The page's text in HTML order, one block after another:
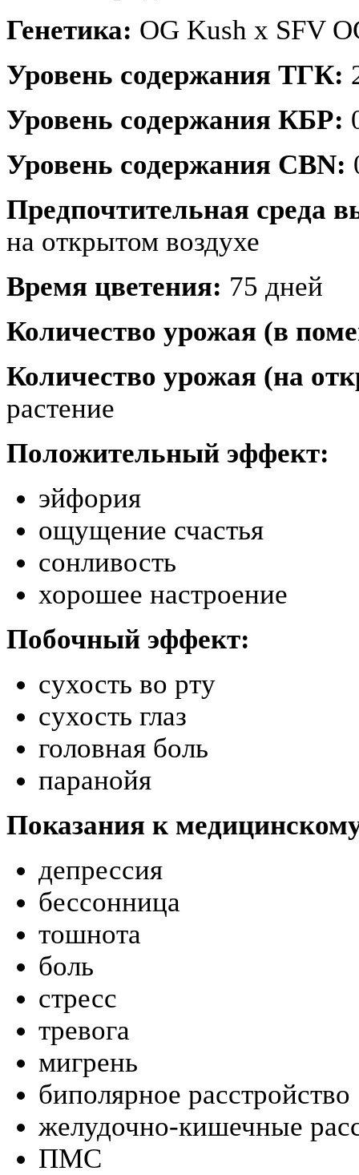
Генетика: OG Kush х SFV
Уровень содержания ТГК:
Уровень содержания КБР:
Уровень содержания CBN:
Предпочтительная среда
на открытом воздухе
Время цветения: 75 дней
Количество урожая (в
Количество урожая (на
растение
Положительный эффект:
эйфория
ощущение счастья
сонливость
хорошее настроение
Побочный эффект:
сухость во рту
сухость глаз
головная боль
паранойя
Показания к
депрессия
бессонница
тошнота
боль
стресс
тревога
мигрень
биполярное расстройство
желудочно-кишечные
ПМС